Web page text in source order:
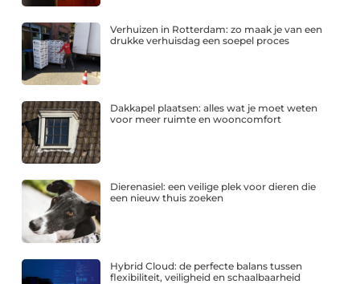
Verhuizen in Rotterdam: zo maak je van een
drukke verhuisdag een soepel proces
Dakkapel plaatsen: alles wat je moet weten
voor meer ruimte en wooncomfort
Dierenasiel: een veilige plek voor dieren die
een nieuw thuis zoeken
Hybrid Cloud: de perfecte balans tussen
flexibiliteit, veiligheid en schaalbaarheid